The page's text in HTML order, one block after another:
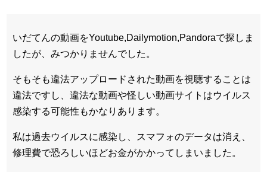
いだてんの動画をYoutube,Dailymotion,Pandoraで探しま
したが、みつかりませんでした。
そもそも違法アップロードされた動画を視聴することは
違法ですし、違法な動画や怪しい動画サイトはウイルス
感染する可能性もかなりあります。
私は過去ウイルスに感染し、スマフォのデータは消え、
修理費で恐ろしいほどお金がかかってしまいました。